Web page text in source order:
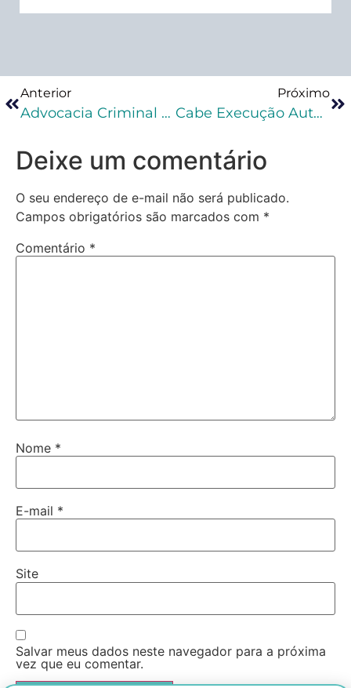
Anterior
Advocacia Criminal Na Prática: Como Fazer Um Contrato De Honorários Advocatícios?
Próximo
Cabe Execução Automática Da Condenação No Júri?
Deixe um comentário
O seu endereço de e-mail não será publicado.
Campos obrigatórios são marcados com *
Comentário *
Nome *
E-mail *
Site
Salvar meus dados neste navegador para a próxima
vez que eu comentar.